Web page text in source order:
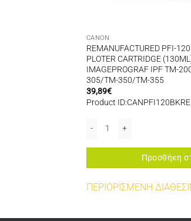
CANON
REMANUFACTURED PFI-
PLOTER CARTRIDGE
IMAGEPROGRAF IPF TM-
305/TM-350/TM-355
39,89€
Product
Προσθήκη
ΠΕΡΙΟΡΙΣΜΕΝΗ